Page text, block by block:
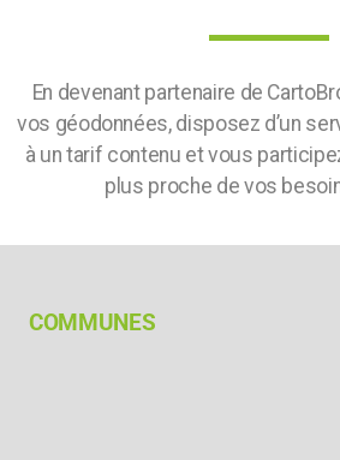
En devenant partenaire de
vos géodonnées, disposez d’un
à un tarif contenu et vous
plus proche de vos
COMMUNES